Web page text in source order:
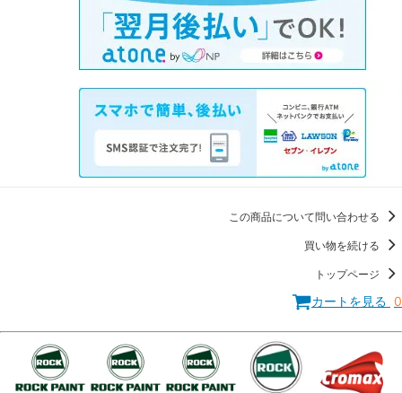
この商品について問い合わせる
買い物を続ける
トップページ
カートを見る 0